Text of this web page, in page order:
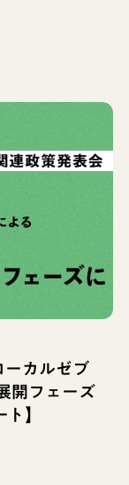
ーカルゼブ
開フェーズ
】